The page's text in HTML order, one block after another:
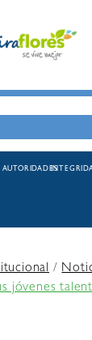
AUTORIDADES
/
jóvenes